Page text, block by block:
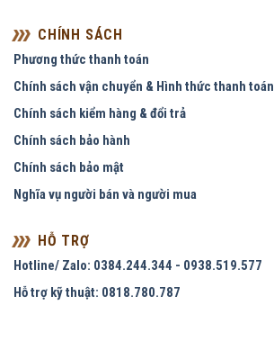
CHÍNH SÁCH
Phương thức thanh toán
Chính sách vận chuyển & Hình thức thanh toán
Chính sách kiểm hàng & đổi trả
Chính sách bảo hành
Chính sách bảo mật
Nghĩa vụ người bán và người mua
HỖ TRỢ
Hotline/ Zalo: 0384.244.344 - 0938.519.577
Hỗ trợ kỹ thuật: 0818.780.787